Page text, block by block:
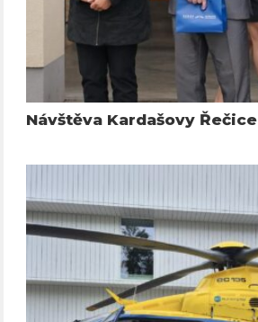
Návštěva Kardašovy Řečice